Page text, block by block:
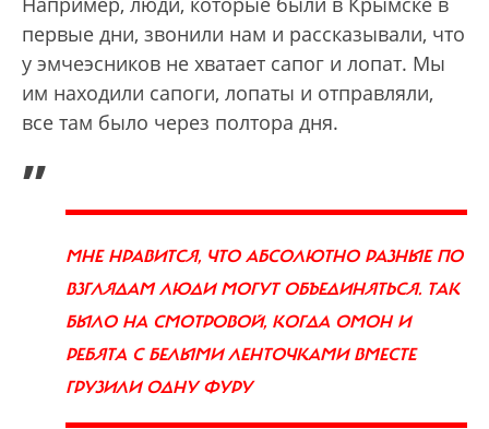
первые дни, звонили нам и рассказывали, что
у эмчеэсников не хватает сапог и лопат. Мы
им находили сапоги, лопаты и отправляли,
все там было через полтора дня.
„
МНЕ НРАВИТСЯ, ЧТО АБСОЛЮТНО РАЗНЫЕ ПО
ВЗГЛЯДАМ ЛЮДИ МОГУТ ОБЪЕДИНЯТЬСЯ. ТАК
БЫЛО НА СМОТРОВОЙ, КОГДА ОМОН И
РЕБЯТА С БЕЛЫМИ ЛЕНТОЧКАМИ ВМЕСТЕ
ГРУЗИЛИ ОДНУ ФУРУ